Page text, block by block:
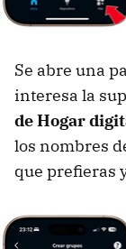
Se abre una
interesa la
de Hogar
los nombres
que prefieras